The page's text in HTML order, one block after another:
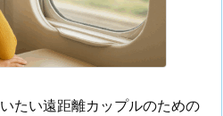
たい遠距離カップルのための